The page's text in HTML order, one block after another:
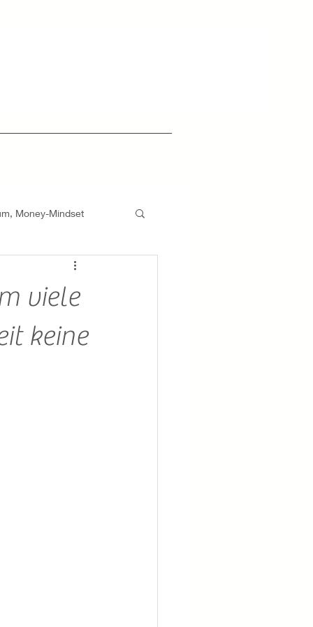
Money-Mindset
Geldtyp
viele
keine